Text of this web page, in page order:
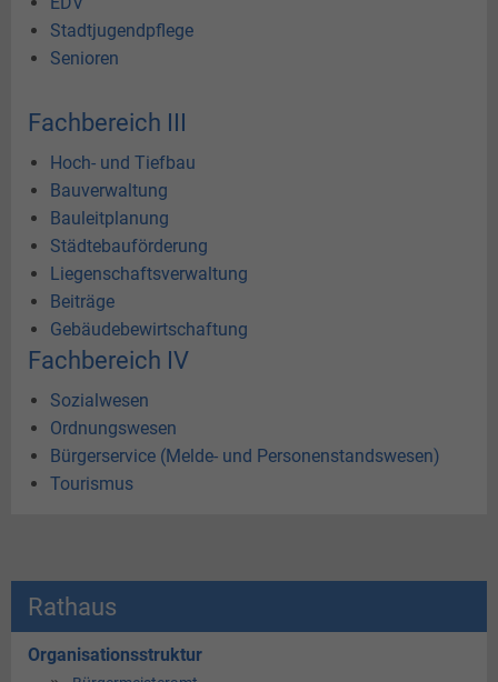
Jüdisches Leben
Teeseminar
Gästekarte
Landesbühne
Nachteule
Angeln
Perspektive Innenstadt
Photovoltaik
Freiflächenanlagen
Stadtjugendpflege
Senioren
Fachbereich III
Hoch- und Tiefbau
Bauverwaltung
Bauleitplanung
Städtebauförderung
Liegenschaftsverwaltung
Beiträge
Gebäudebewirtschaftung
Fachbereich IV
Sozialwesen
Ordnungswesen
Bürgerservice (Melde- und Personenstandswesen)
Tourismus
Rathaus
Organisationsstruktur